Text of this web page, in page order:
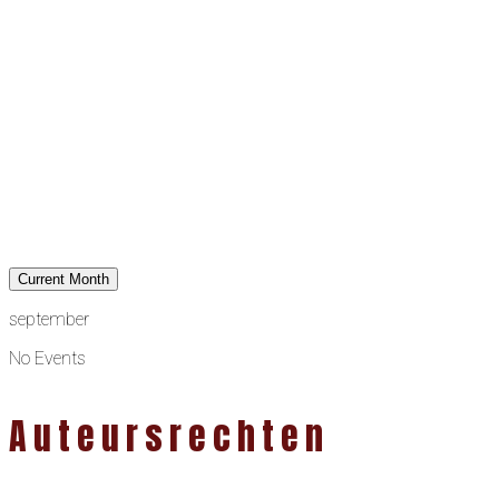
Current Month
september
No Events
Auteursrechten